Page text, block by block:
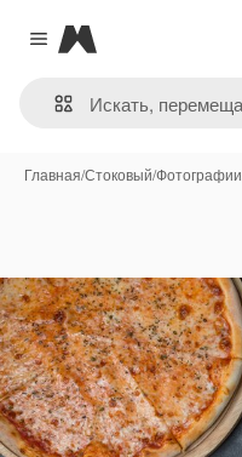
Close menu
Magnific
Главная/Стоковый/Фотографии